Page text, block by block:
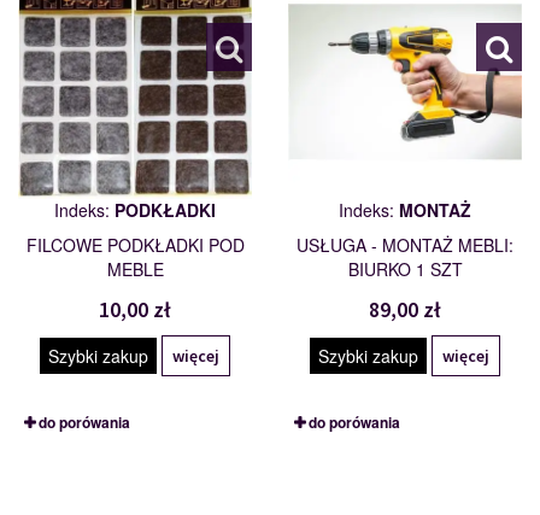
Indeks: PODKŁADKI
FILCOWE PODKŁADKI POD
MEBLE
10,00 zł
Szybki zakup więcej
do porówania
Indeks: MONTAŻ
USŁUGA - MONTAŻ MEBLI:
BIURKO 1 SZT
89,00 zł
Szybki zakup więcej
do porówania